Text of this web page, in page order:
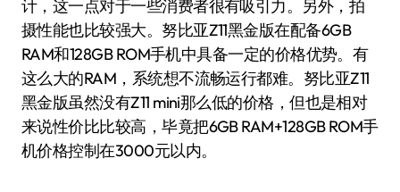
计，这一点对于一些消费者很有吸引力。另外，拍
摄性能也比较强大。努比亚Z11黑金版在配备6GB
RAM和128GB ROM手机中具备一定的价格优势。有
这么大的RAM，系统想不流畅运行都难。努比亚Z11
黑金版虽然没有Z11 mini那么低的价格，但也是相对
来说性价比比较高，毕竟把6GB RAM+128GB ROM手
机价格控制在3000元以内。